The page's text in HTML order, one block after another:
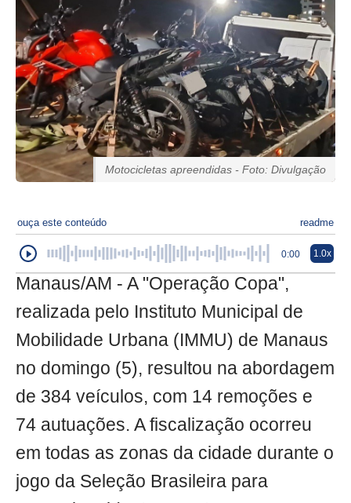
Motocicletas apreendidas - Foto: Divulgação
ouça este conteúdo readme
0:00 1.0x
Manaus/AM - A "Operação Copa",
realizada pelo Instituto Municipal de
Mobilidade Urbana (IMMU) de Manaus
no domingo (5), resultou na abordagem
de 384 veículos, com 14 remoções e
74 autuações. A fiscalização ocorreu
em todas as zonas da cidade durante o
jogo da Seleção Brasileira para